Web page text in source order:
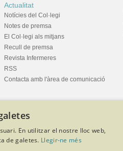
Actualitat
Notícies del Col·legi
Notes de premsa
El Col·legi als mitjans
Recull de premsa
Revista Infermeres
RSS
Contacta amb l'àrea de comunicació
de protecció de dades
En utilitzar el nostre lloc web,
de galetes. Llegir-ne més